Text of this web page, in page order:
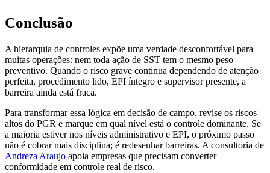
Conclusão
A hierarquia de controles expõe uma verdade desconfortável para
muitas operações: nem toda ação de SST tem o mesmo peso
preventivo. Quando o risco grave continua dependendo de atenção
perfeita, procedimento lido, EPI íntegro e supervisor presente, a
barreira ainda está fraca.
Para transformar essa lógica em decisão de campo, revise os riscos
altos do PGR e marque em qual nível está o controle dominante. Se
a maioria estiver nos níveis administrativo e EPI, o próximo passo
não é cobrar mais disciplina; é redesenhar barreiras. A consultoria de
Andreza Araujo apoia empresas que precisam converter
conformidade em controle real de risco.